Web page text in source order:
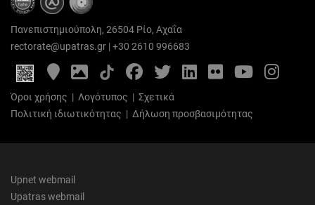
Πανεπιστημιούπολη, 26504 Ρίο, Αχαΐα
rectorate@upatras.gr |+30 2610 996683
Google
Maps
Photo
Gallery
FacebookTwitterLinkedIn
FlickrYouTube
Όροι χρήσης | Λογότυπος | Σχετικά
Πολιτική ιδιωτικότητας | Δήλωση προσβασιμότητας
Upnet webmail
Upatras webmail